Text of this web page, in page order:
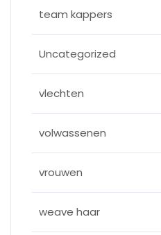
team kappers
Uncategorized
vlechten
volwassenen
vrouwen
weave haar